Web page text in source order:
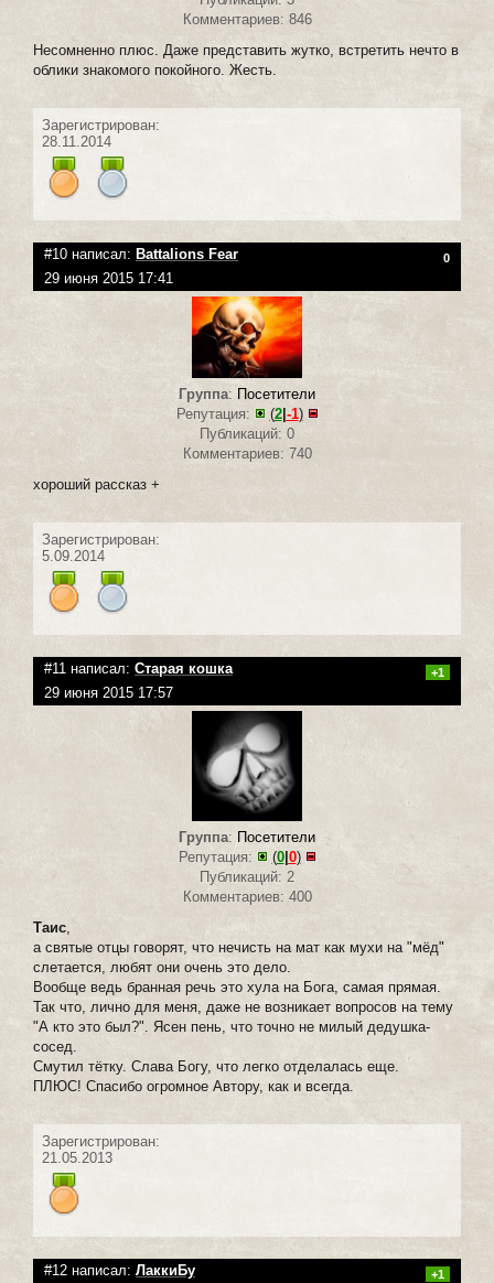
Комментариев: 846
Несомненно плюс. Даже представить жутко, встретить нечто в
облики знакомого покойного. Жесть.
Зарегистрирован:
28.11.2014
#10 написал: Battalions Fear 0
29 июня 2015 17:41
Группа: Посетители
Репутация:
(2| -1)
Публикаций: 0
Комментариев: 740
хороший рассказ +
Зарегистрирован:
5.09.2014
#11 написал: Старая кошка +1
29 июня 2015 17:57
Группа: Посетители
Репутация:
(0| 0)
Публикаций: 2
Комментариев: 400
Таис,
а святые отцы говорят, что нечисть на мат как мухи на "мёд"
слетается, любят они очень это дело.
Вообще ведь бранная речь это хула на Бога, самая прямая.
Так что, лично для меня, даже не возникает вопросов на тему
"А кто это был?". Ясен пень, что точно не милый дедушка-
сосед.
Смутил тётку. Слава Богу, что легко отделалась еще.
ПЛЮС! Спасибо огромное Автору, как и всегда.
Зарегистрирован:
21.05.2013
#12 написал: ЛаккиБу +1